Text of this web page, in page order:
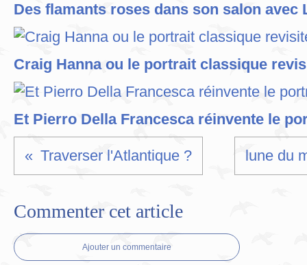
Des flamants roses dans son salon avec
Craig Hanna ou le portrait classique
Et Pierro Della Francesca réinvente le
Traverser l'Atlantique ? lune du
Commenter cet article
Ajouter un commentaire